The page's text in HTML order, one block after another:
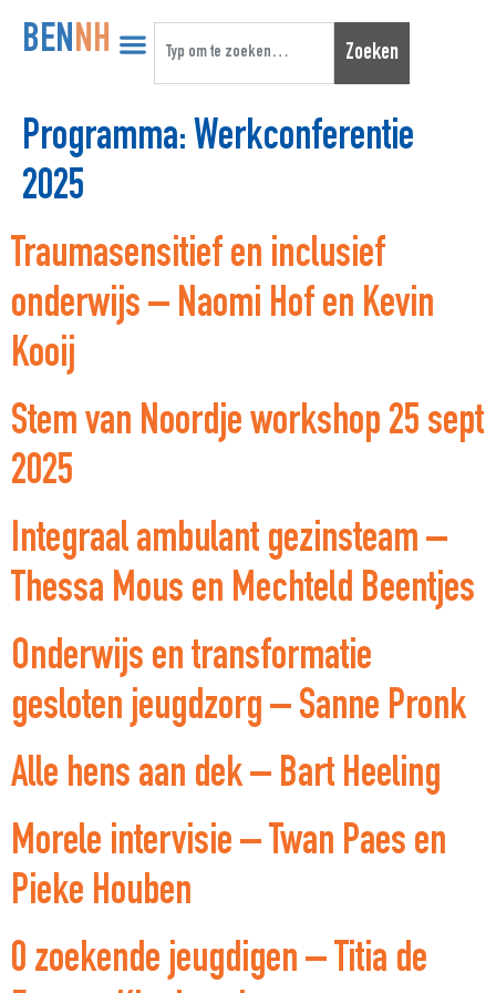
BENNH Zoeken
Programma: Werkconferentie
2025
Traumasensitief en inclusief
onderwijs – Naomi Hof en Kevin
Kooij
Stem van Noordje workshop 25 sept
2025
Integraal ambulant gezinsteam –
Thessa Mous en Mechteld Beentjes
Onderwijs en transformatie
gesloten jeugdzorg – Sanne Pronk
Alle hens aan dek – Bart Heeling
Morele intervisie – Twan Paes en
Pieke Houben
0 zoekende jeugdigen – Titia de